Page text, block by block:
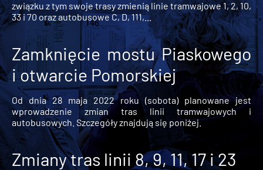
związku z tym swoje trasy zmienią linie tramwajowe 1, 2, 10,
33 i 70 oraz autobusowe C, D, 111,...
Zamknięcie mostu Piaskowego
i otwarcie Pomorskiej
Od dnia 28 maja 2022 roku (sobota) planowane jest
wprowadzenie zmian tras linii tramwajowych i
autobusowych. Szczegóły znajdują się poniżej.
Zmiany tras linii 8, 9, 11, 17 i 23